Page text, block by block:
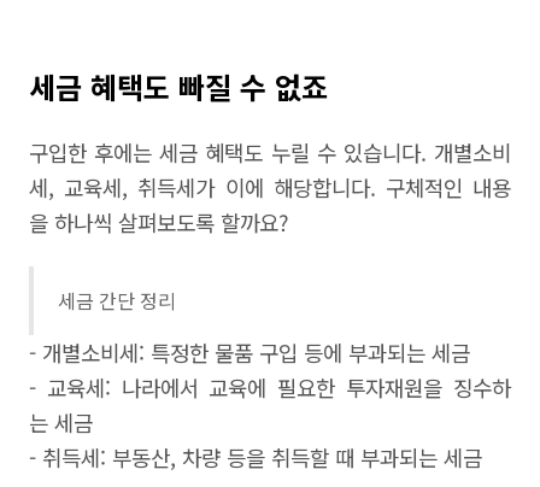
세금 혜택도 빠질 수 없죠
구입한 후에는 세금 혜택도 누릴 수 있습니다. 개별소비
세, 교육세, 취득세가 이에 해당합니다. 구체적인 내용
을 하나씩 살펴보도록 할까요?
세금 간단 정리
- 개별소비세: 특정한 물품 구입 등에 부과되는 세금
- 교육세: 나라에서 교육에 필요한 투자재원을 징수하
는 세금
- 취득세: 부동산, 차량 등을 취득할 때 부과되는 세금